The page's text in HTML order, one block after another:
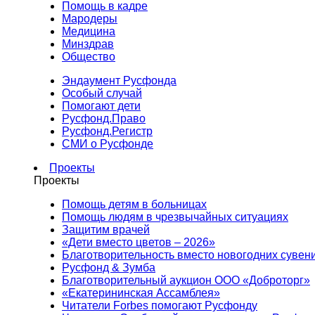
Помощь в кадре
Мародеры
Медицина
Минздрав
Общество
Эндаумент Русфонда
Особый случай
Помогают дети
Русфонд.Право
Русфонд.Регистр
СМИ о Русфонде
Проекты
Проекты
Помощь детям в больницах
Помощь людям в чрезвычайных ситуациях
Защитим врачей
«Дети вместо цветов – 2026»
Благотворительность вместо новогодних
Русфонд & Зумба
Благотворительный аукцион ООО «Доброторг»
«Екатерининская Ассамблея»
Читатели Forbes помогают Русфонду